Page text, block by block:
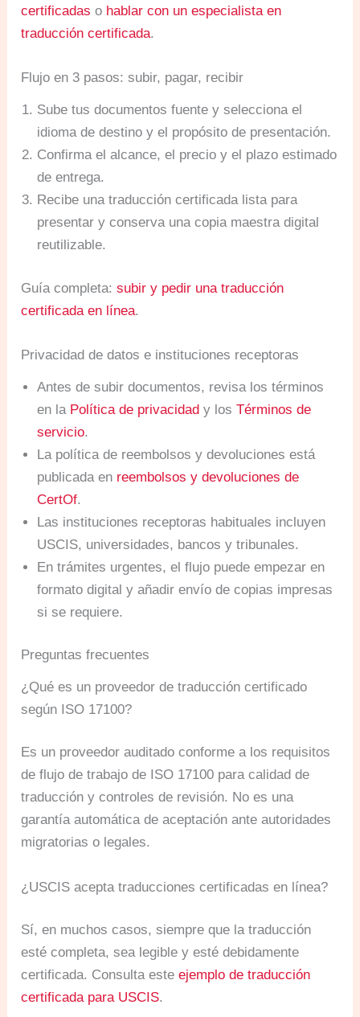
certificadas o hablar con un especialista en
traducción certificada.
Flujo en 3 pasos: subir, pagar, recibir
Sube tus documentos fuente y selecciona el
idioma de destino y el propósito de presentación.
Confirma el alcance, el precio y el plazo estimado
de entrega.
Recibe una traducción certificada lista para
presentar y conserva una copia maestra digital
reutilizable.
Guía completa:subir y pedir una traducción
certificada en línea.
Privacidad de datos e instituciones receptoras
Antes de subir documentos, revisa los términos
en la Política de privacidad y losTérminos de
servicio.
La política de reembolsos y devoluciones está
publicada en reembolsos y devoluciones de
CertOf.
Las instituciones receptoras habituales incluyen
USCIS, universidades, bancos y tribunales.
En trámites urgentes, el flujo puede empezar en
formato digital y añadir envío de copias impresas
si se requiere.
Preguntas frecuentes
¿Qué es un proveedor de traducción certificado
según ISO 17100?
Es un proveedor auditado conforme a los requisitos
de flujo de trabajo de ISO 17100 para calidad de
traducción y controles de revisión. No es una
garantía automática de aceptación ante autoridades
migratorias o legales.
¿USCIS acepta traducciones certificadas en línea?
Sí, en muchos casos, siempre que la traducción
esté completa, sea legible y esté debidamente
certificada. Consulta esteejemplo de traducción
certificada para USCIS.